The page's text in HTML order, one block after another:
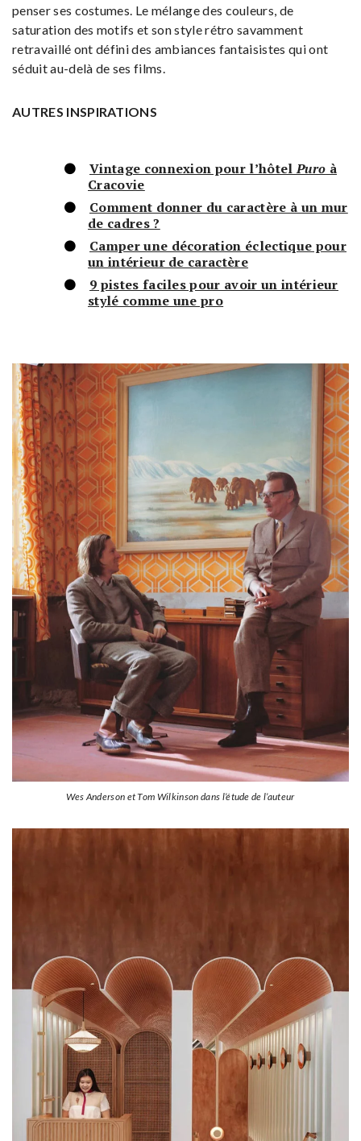
penser ses costumes. Le mélange des couleurs, de
saturation des motifs et son style rétro savamment
retravaillé ont défini des ambiances fantaisistes qui ont
séduit au-delà de ses films.
AUTRES INSPIRATIONS
Vintage connexion pour l’hôtelPuro à
Cracovie
Comment donner du caractère à un mur
de cadres ?
Camper une décoration éclectique pour
un intérieur de caractère
9 pistes faciles pour avoir un intérieur
stylé comme une pro
Wes Anderson et Tom Wilkinson dans l’étude de l’auteur